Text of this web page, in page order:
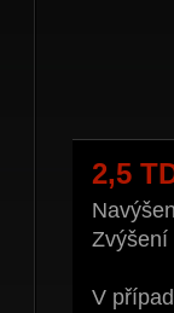
2,5
Zvýšení
V